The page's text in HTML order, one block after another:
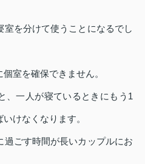
を分けて使うことになるでし
室を確保できません。
、一人が寝ているときにもう1
けなくなります。
ごす時間が長いカップルにお